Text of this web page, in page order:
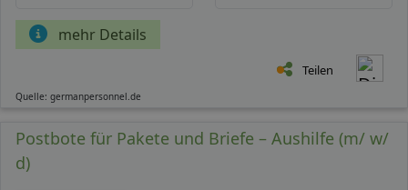
mehr Details
Teilen
Quelle: germanpersonnel.de
Postbote für Pakete und Briefe – Aushilfe (m/ w/
d)